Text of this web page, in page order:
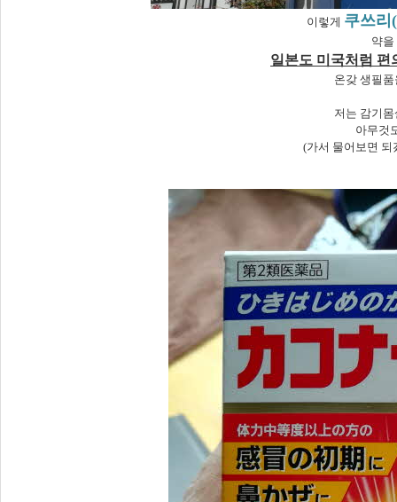
이렇게 쿠쓰리
약
일본도 미국처럼 편
온갖 생필
저는 감기
아무것
(가서 물어보면 되